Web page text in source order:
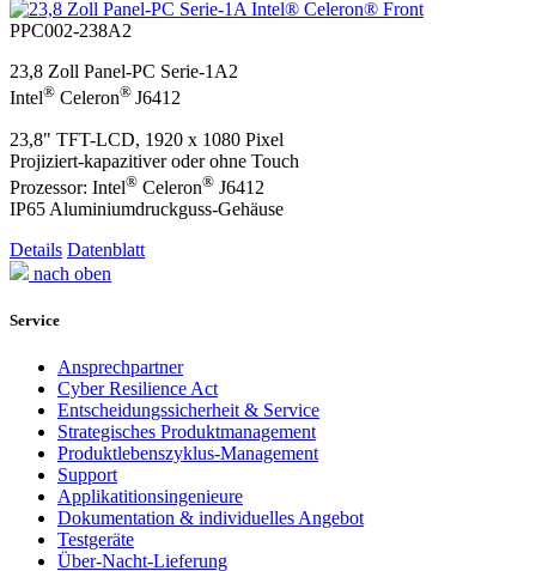
PPC002-238A2
23,8 Zoll Panel-PC Serie-1A2
Intel® Celeron® J6412
23,8" TFT-LCD, 1920 x 1080 Pixel
Projiziert-kapazitiver oder ohne Touch
Prozessor: Intel® Celeron® J6412
IP65 Aluminiumdruckguss-Gehäuse
Details Datenblatt
nach oben
Service
Ansprechpartner
Cyber Resilience Act
Entscheidungssicherheit & Service
Strategisches Produktmanagement
Produktlebenszyklus-Management
Support
Applikatitionsingenieure
Dokumentation & individuelles Angebot
Testgeräte
Über-Nacht-Lieferung